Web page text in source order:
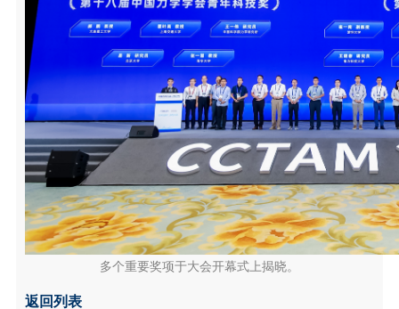
多个重要奖项于大会开幕式上揭晓。
返回列表